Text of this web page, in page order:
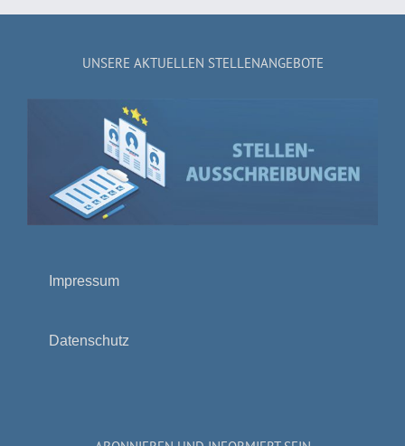
UNSERE AKTUELLEN STELLENANGEBOTE
Impressum
Datenschutz